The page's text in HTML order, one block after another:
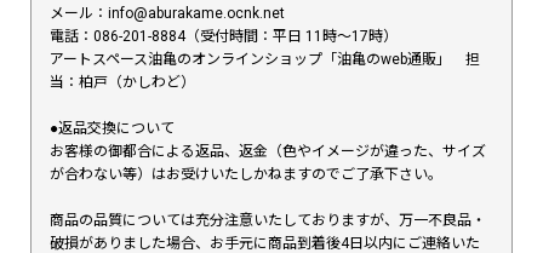
メール：info@aburakame.ocnk.net
電話：086-201-8884（受付時間：平日 11時〜17時）
アートスペース油亀のオンラインショップ「油亀のweb通販」 担
当：柏戸（かしわど）
●返品交換について
お客様の御都合による返品、返金（色やイメージが違った、サイズ
が合わない等）はお受けいたしかねますのでご了承下さい。
商品の品質については充分注意いたしておりますが、万一不良品・
破損がありました場合、お手元に商品到着後4日以内にご連絡いた